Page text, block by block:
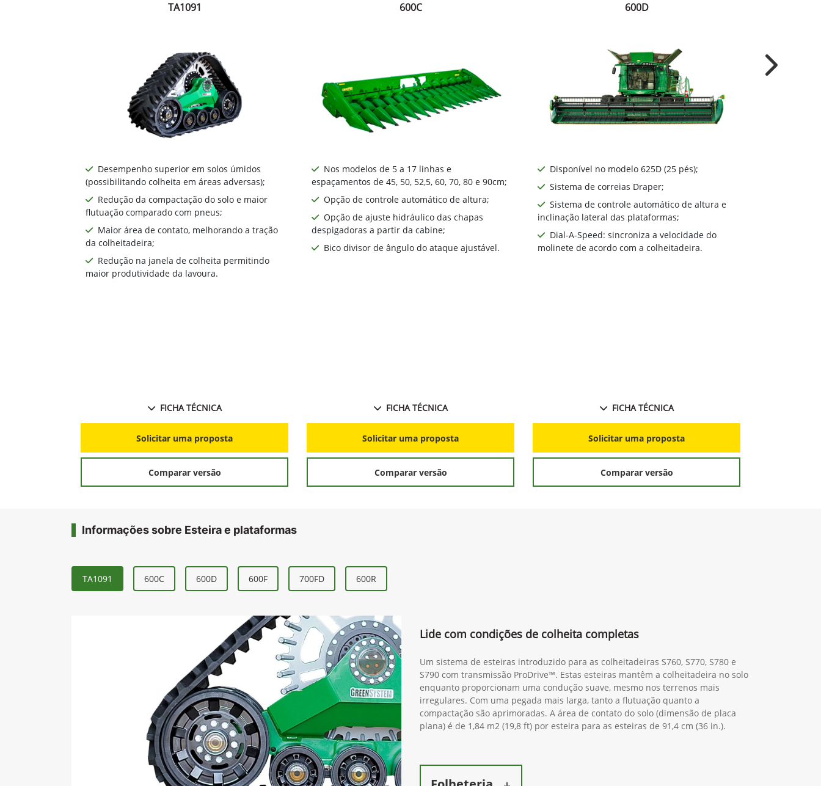
TA1091
Desempenho superior em solos úmidos
(possibilitando colheita em áreas adversas);
Redução da compactação do solo e maior
flutuação comparado com pneus;
Maior área de contato, melhorando a tração
da colheitadeira;
Redução na janela de colheita permitindo
maior produtividade da lavoura.
FICHA TÉCNICA
Solicitar uma proposta
Comparar versão
600C
Nos modelos de 5 a 17 linhas e
espaçamentos de 45, 50, 52,5, 60, 70, 80 e 90cm;
Opção de controle automático de altura;
Opção de ajuste hidráulico das chapas
despigadoras a partir da cabine;
Bico divisor de ângulo do ataque ajustável.
FICHA TÉCNICA
Solicitar uma proposta
Comparar versão
600D
Disponível no modelo 625D (25 pés);
Sistema de correias Draper;
Sistema de controle automático de altura e
inclinação lateral das plataformas;
Dial-A-Speed: sincroniza a velocidade do
molinete de acordo com a colheitadeira.
FICHA TÉCNICA
Solicitar uma proposta
Comparar versão
Next
Informações sobre Esteira e plataformas
TA1091 600C 600D 600F 700FD 600R
Lide com condições de colheita completas
Um sistema de esteiras introduzido para as colheitadeiras S760, S770, S780 e
S790 com transmissão ProDrive™. Estas esteiras mantêm a colheitadeira no solo
enquanto proporcionam uma condução suave, mesmo nos terrenos mais
irregulares. Com uma pegada mais larga, tanto a flutuação quanto a
compactação são aprimoradas. A área de contato do solo (dimensão de placa
plana) é de 1,84 m2 (19,8 ft) por esteira para as esteiras de 91,4 cm (36 in.).